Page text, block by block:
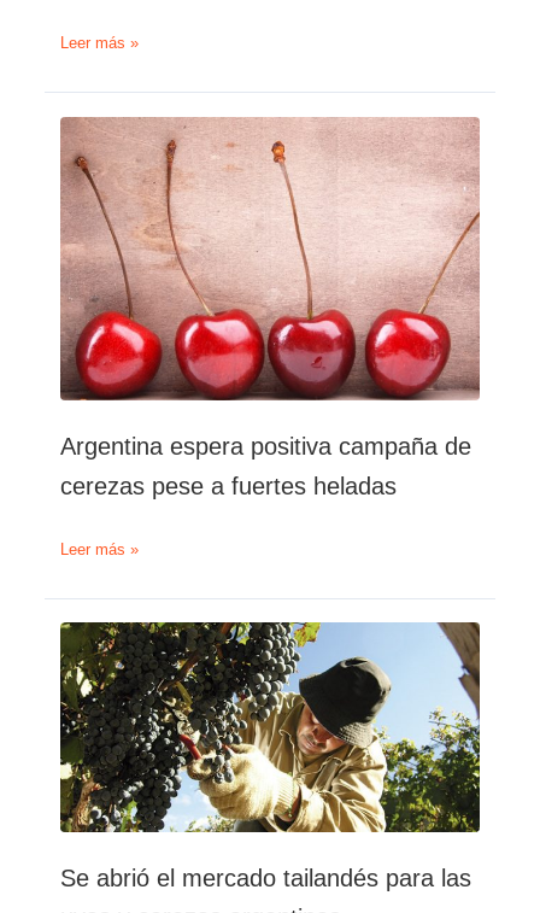
Cerezas:
campaña
argentina,
pese
a
la
merma
de
producción
por
heladas
Leer más »
Argentina espera positiva campaña de
cerezas pese a fuertes heladas
Argentina
positiva
campaña
cerezas
pese
a
fuertes
heladas
Leer más »
Se abrió el mercado tailandés para las